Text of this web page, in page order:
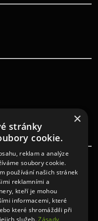
×
stránky
cookie.
reklam a analýze
soubory cookie.
používání našich stránek
reklamními a
kteří je mohou
informacemi, které
které shromáždili při
služeb.Zásady